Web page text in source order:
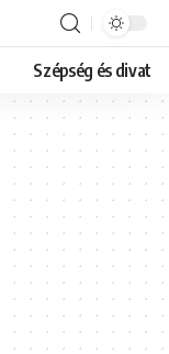
Szépség és divat